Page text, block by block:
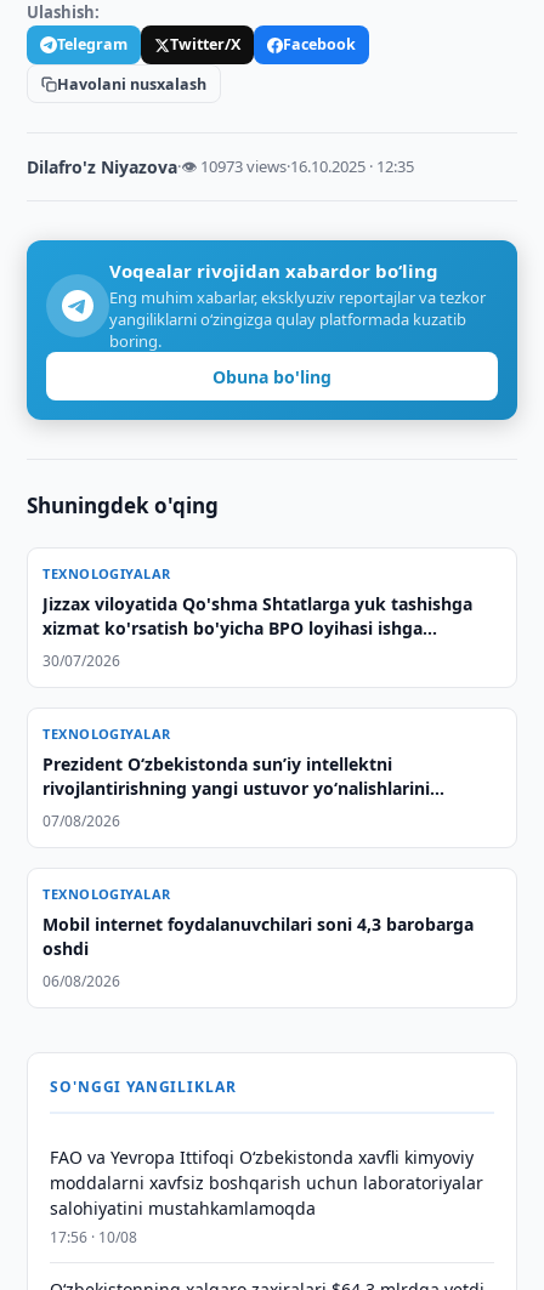
Ulashish:
Telegram Twitter/X
Facebook
Havolani nusxalash
Dilafro'z Niyazova·👁 10973 views·16.10.2025 · 12:35
Voqealar rivojidan xabardor bo‘ling
Eng muhim xabarlar, eksklyuziv reportajlar va tezkor
yangiliklarni o‘zingizga qulay platformada kuzatib
boring.
Obuna bo'ling
Shuningdek o'qing
TEXNOLOGIYALAR
Jizzax viloyatida Qo'shma Shtatlarga yuk tashishga
xizmat ko'rsatish bo'yicha BPO loyihasi ishga
tushirildi
30/07/2026
TEXNOLOGIYALAR
Prezident Oʻzbekistonda sunʼiy intellektni
rivojlantirishning yangi ustuvor yoʻnalishlarini
belgilab berdi
07/08/2026
TEXNOLOGIYALAR
Mobil internet foydalanuvchilari soni 4,3 barobarga
oshdi
06/08/2026
SO'NGGI YANGILIKLAR
FAO va Yevropa Ittifoqi O‘zbekistonda xavfli kimyoviy
moddalarni xavfsiz boshqarish uchun laboratoriyalar
salohiyatini mustahkamlamoqda
17:56 · 10/08